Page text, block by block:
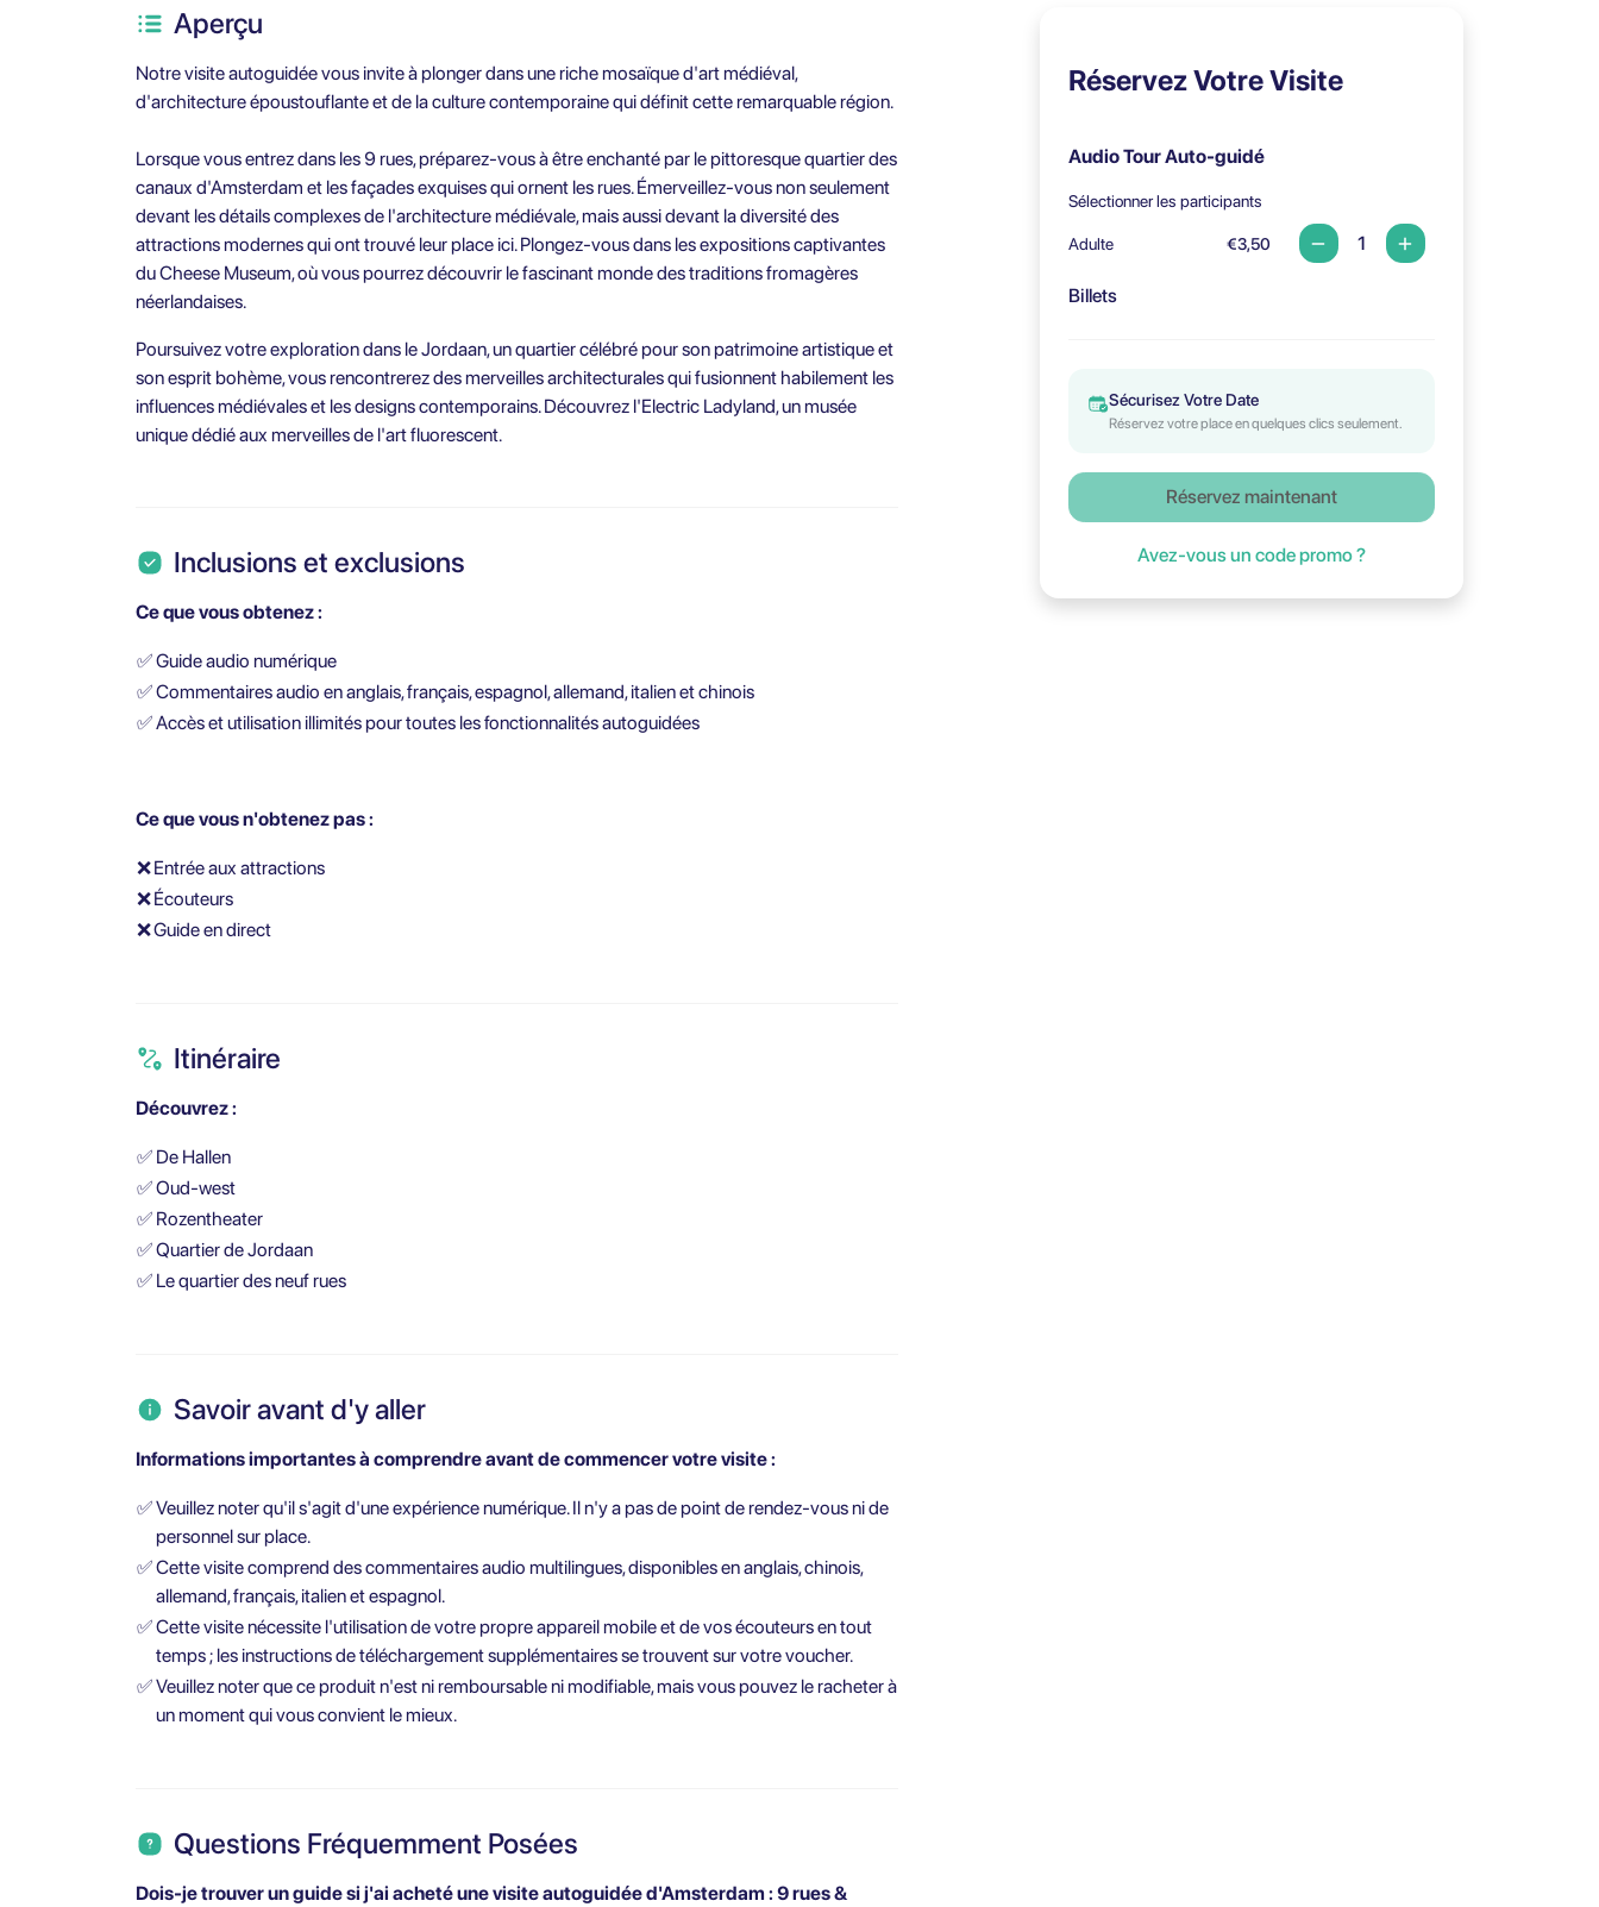
Réservez Votre Visite
Audio Tour Auto-guidé
Sélectionner les participants
Adulte €3,50
Billets
Sécurisez Votre Date
Réservez votre place en quelques clics seulement.
Réservez maintenant
Avez-vous un code promo ?
Aperçu
Notre visite autoguidée vous invite à plonger dans une riche mosaïque d'art médiéval,
d'architecture époustouflante et de la culture contemporaine qui définit cette remarquable région.
Lorsque vous entrez dans les 9 rues, préparez-vous à être enchanté par le pittoresque quartier des
canaux d'Amsterdam et les façades exquises qui ornent les rues. Émerveillez-vous non seulement
devant les détails complexes de l'architecture médiévale, mais aussi devant la diversité des
attractions modernes qui ont trouvé leur place ici. Plongez-vous dans les expositions captivantes
du Cheese Museum, où vous pourrez découvrir le fascinant monde des traditions fromagères
néerlandaises.
Poursuivez votre exploration dans le Jordaan, un quartier célébré pour son patrimoine artistique et
son esprit bohème, vous rencontrerez des merveilles architecturales qui fusionnent habilement les
influences médiévales et les designs contemporains. Découvrez l'Electric Ladyland, un musée
unique dédié aux merveilles de l'art fluorescent.
Inclusions et exclusions
Ce que vous obtenez :
✅Guide audio numérique
✅Commentaires audio en anglais, français, espagnol, allemand, italien et chinois
✅Accès et utilisation illimités pour toutes les fonctionnalités autoguidées
Ce que vous n'obtenez pas :
❌Entrée aux attractions
❌Écouteurs
❌Guide en direct
Itinéraire
Découvrez :
✅ De Hallen
✅Oud-west
✅ Rozentheater
✅Quartier de Jordaan
✅ Le quartier des neuf rues
Savoir avant d'y aller
Informations importantes à comprendre avant de commencer votre visite :
✅Veuillez noter qu'il s'agit d'une expérience numérique. Il n'y a pas de point de rendez-vous ni de
personnel sur place.
✅Cette visite comprend des commentaires audio multilingues, disponibles en anglais, chinois,
allemand, français, italien et espagnol.
✅Cette visite nécessite l'utilisation de votre propre appareil mobile et de vos écouteurs en tout
temps ; les instructions de téléchargement supplémentaires se trouvent sur votre voucher.
✅Veuillez noter que ce produit n'est ni remboursable ni modifiable, mais vous pouvez le racheter à
un moment qui vous convient le mieux.
Questions Fréquemment Posées
Dois-je trouver un guide si j'ai acheté une visite autoguidée d'Amsterdam : 9 rues &